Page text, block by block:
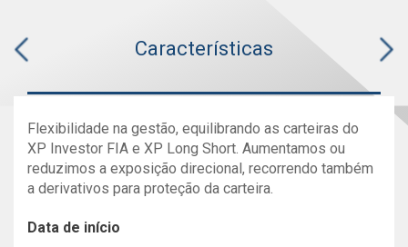
Características
Flexibilidade na gestão, equilibrando as carteiras do
XP Investor FIA e XP Long Short. Aumentamos ou
reduzimos a exposição direcional, recorrendo também
a derivativos para proteção da carteira.
Data de início